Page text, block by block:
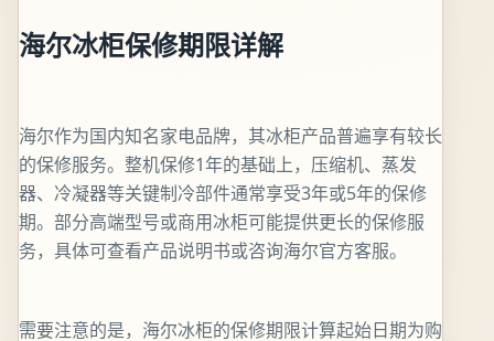
海尔冰柜保修期限详解
海尔作为国内知名家电品牌，其冰柜产品普遍享有较长
的保修服务。整机保修1年的基础上，压缩机、蒸发
器、冷凝器等关键制冷部件通常享受3年或5年的保修
期。部分高端型号或商用冰柜可能提供更长的保修服
务，具体可查看产品说明书或咨询海尔官方客服。
需要注意的是，海尔冰柜的保修期限计算起始日期为购